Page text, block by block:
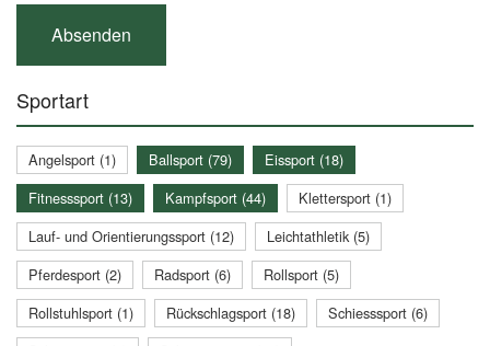
Sportart
Angelsport (1) Ballsport (79)
Eissport (18)
Fitnesssport (13)
Kampfsport (44)
Klettersport (1)
Lauf- und Orientierungssport (12)
Leichtathletik (5)
Pferdesport (2)
Radsport (6)
Rollsport (5)
Rollstuhlsport (1)
Rückschlagsport (18)
Schiesssport (6)